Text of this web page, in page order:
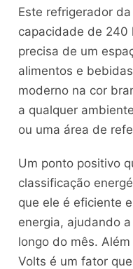
Este refrigerador
capacidade de 240
precisa de um
alimentos e
moderno na cor
a qualquer
ou uma área de
Um ponto positivo
classificação
que ele é eficiente
energia, ajudando
longo do mês.
Volts é um fator